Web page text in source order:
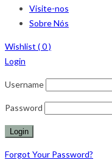
Visite-nos
Sobre Nós
Wishlist (0)
Login
Username
Password
Forgot Your Password?